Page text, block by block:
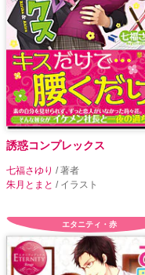
誘惑コンプレックス
七福さゆり / 著者
朱月とまと / イラスト
エタニティ・赤